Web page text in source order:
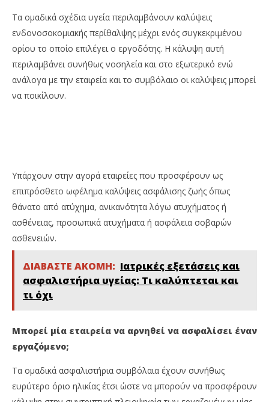
Τα ομαδικά σχέδια υγεία περιλαμβάνουν καλύψεις
ενδονοσοκομιακής περίθαλψης μέχρι ενός συγκεκριμένου
ορίου το οποίο επιλέγει ο εργοδότης. Η κάλυψη αυτή
περιλαμβάνει συνήθως νοσηλεία και στο εξωτερικό ενώ
ανάλογα με την εταιρεία και το συμβόλαιο οι καλύψεις μπορεί
να ποικίλουν.
Υπάρχουν στην αγορά εταιρείες που προσφέρουν ως
επιπρόσθετο ωφέλημα καλύψεις ασφάλισης ζωής όπως
θάνατο από ατύχημα, ανικανότητα λόγω ατυχήματος ή
ασθένειας, προσωπικά ατυχήματα ή ασφάλεια σοβαρών
ασθενειών.
ΔΙΑΒΑΣΤΕ ΑΚΟΜΗ: Ιατρικές εξετάσεις και
ασφαλιστήρια υγείας: Τι καλύπτεται και
τι όχι
Μπορεί μία εταιρεία να αρνηθεί να ασφαλίσει έναν
εργαζόμενο;
Τα ομαδικά ασφαλιστήρια συμβόλαια έχουν συνήθως
ευρύτερο όριο ηλικίας έτσι ώστε να μπορούν να προσφέρουν